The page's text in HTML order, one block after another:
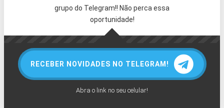
grupo do Telegram!! Não perca essa
oportunidade!
RECEBER NOVIDADES NO TELEGRAM!
Abra o link no seu celular!